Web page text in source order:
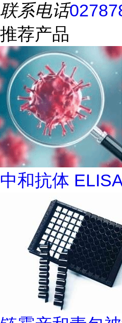
联系电话
推荐产品
中和抗体